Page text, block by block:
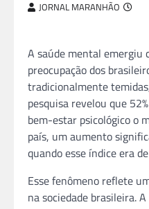
JORNAL MARANHÃO
A saúde mental emergiu
preocupação dos
tradicionalmente
pesquisa revelou que
bem-estar psicológico o
país, um aumento
quando esse índice era
Esse fenômeno reflete
na sociedade brasileira.